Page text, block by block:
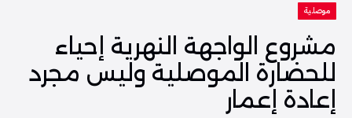
موصلية
مشروع الواجهة النهرية إحياء
للحضارة الموصلية وليس مجرد
إعادة إعمار